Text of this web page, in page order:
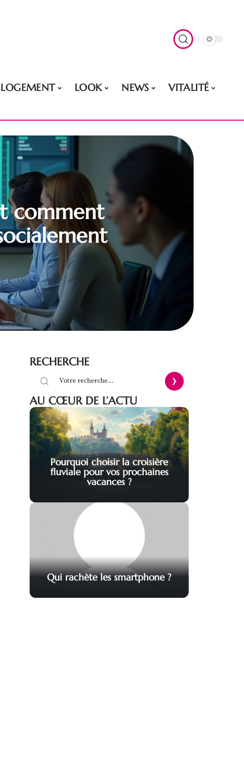
LOGEMENT LOOK NEWS
VITALITÉ
comment
RECHERCHE
AU CŒUR DE L’ACTU
Pourquoi choisir la croisière
fluviale pour vos prochaines
vacances ?
Qui rachète les smartphone ?